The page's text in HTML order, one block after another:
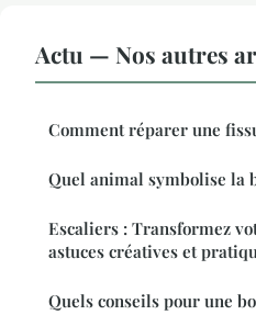
Actu — Nos autres
Comment réparer une
Quel animal symbolise la
Escaliers : Transformez
astuces créatives et
Quels conseils pour une